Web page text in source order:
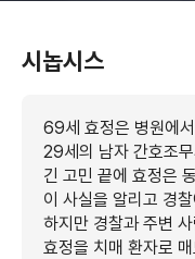
시놉시스
69세 효정은 병원에
29세의 남자 간호조
긴 고민 끝에 효정은
이 사실을 알리고 경
하지만 경찰과 주변
효정을 치매 환자로